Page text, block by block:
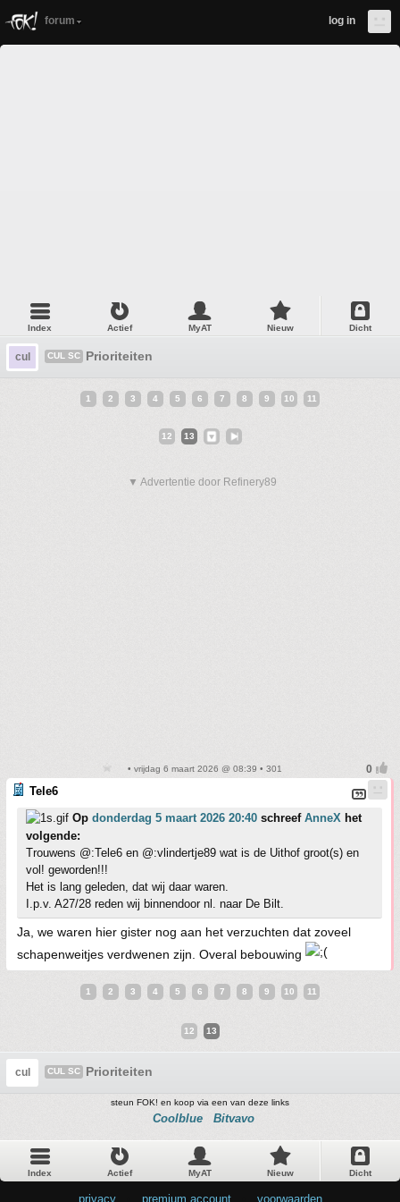
forum log in
Index Actief MyAT Nieuw Dicht
cul CUL SC Prioriteiten
1 2 3 4 5 6 7 8 9 10 11
12 13
▼ Advertentie door Refinery89
• vrijdag 6 maart 2026 @ 08:39 • 301
Tele6
Op donderdag 5 maart 2026 20:40 schreef AnneX het
volgende:
Trouwens @:Tele6 en @:vlindertje89 wat is de Uithof groot(s) en
vol! geworden!!!
Het is lang geleden, dat wij daar waren.
I.p.v. A27/28 reden wij binnendoor nl. naar De Bilt.
Ja, we waren hier gister nog aan het verzuchten dat zoveel
schapenweitjes verdwenen zijn. Overal bebouwing
1 2 3 4 5 6 7 8 9 10 11
12 13
cul CUL SC Prioriteiten
steun FOK! en koop via een van deze links
Coolblue Bitvavo
Index Actief MyAT Nieuw Dicht
privacy premium account voorwaarden